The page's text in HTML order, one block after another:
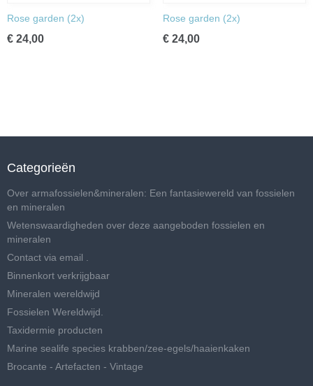
Rose garden (2x)
€ 24,00
Rose garden (2x)
€ 24,00
Categorieën
Over armafossielen&mineralen: Een fantasiewereld van fossielen
en mineralen
Wetenswaardigheden over deze aangeboden fossielen en
mineralen
Contact via email .
Binnenkort verkrijgbaar
Mineralen wereldwijd
Fossielen Wereldwijd.
Taxidermie producten
Marine sealife species krabben/zee-egels/haaienkaken
Brocante - Artefacten - Vintage